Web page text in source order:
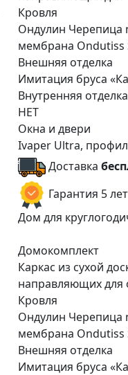
Кровля
Ондулин Черепица
мембрана Ondutiss
Внешняя отделка
Имитация бруса
Внутренняя отделка
НЕТ
Окна и двери
Ivaper Ultra,
Доставка
Гарантия 5 лет
Дом для
Домокомплект
Каркас из сухой
направляющих для
Кровля
Ондулин Черепица
мембрана Ondutiss
Внешняя отделка
Имитация бруса